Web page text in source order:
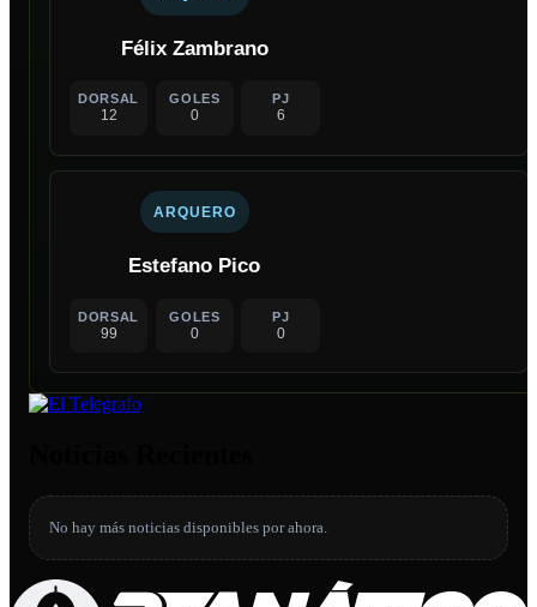
Félix Zambrano
DORSAL
12
GOLES
0
PJ
6
ARQUERO
Estefano Pico
DORSAL
99
GOLES
0
PJ
0
No hay más noticias disponibles por ahora.